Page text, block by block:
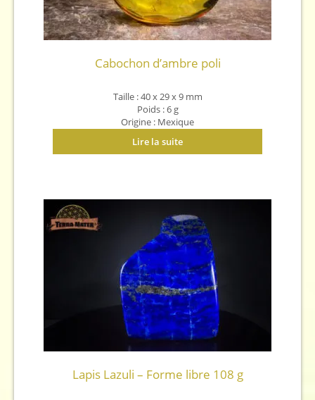
Cabochon d’ambre poli
Taille : 40 x 29 x 9 mm
Poids : 6 g
Origine : Mexique
Lire la suite
Lapis Lazuli – Forme libre 108 g